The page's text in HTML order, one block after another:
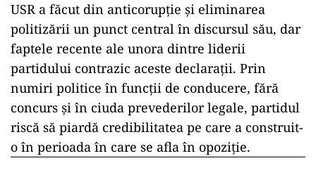
USR a făcut din anticorupție și eliminarea
politizării un punct central în discursul său, dar
faptele recente ale unora dintre liderii
partidului contrazic aceste declarații. Prin
numiri politice în funcții de conducere, fără
concurs și în ciuda prevederilor legale, partidul
riscă să piardă credibilitatea pe care a construit-
o în perioada în care se afla în opoziție.